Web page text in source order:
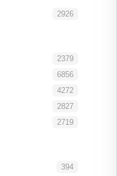
2926
2379
6856
4272
2827
2719
394